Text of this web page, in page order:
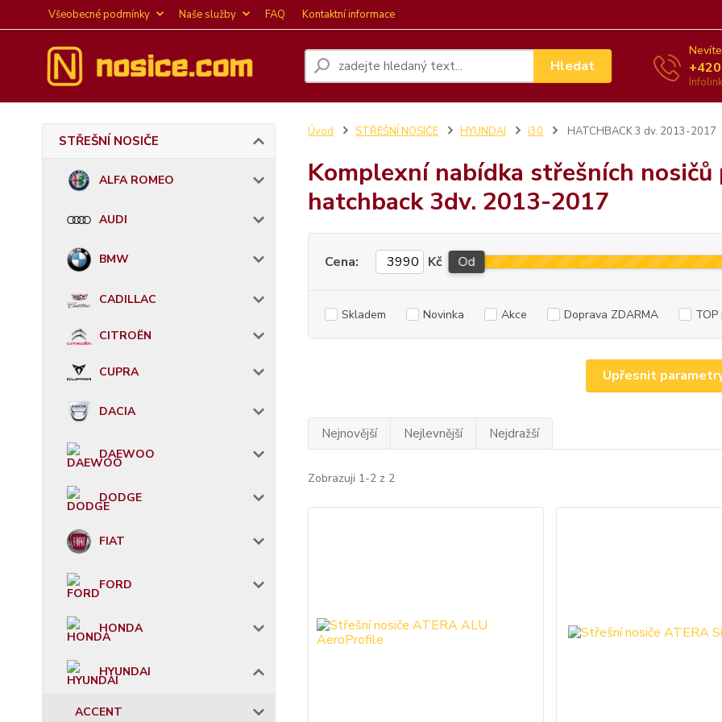
Všeobecné podmínky Naše služby FAQ Kontaktní informace
Hledat
STŘEŠNÍ NOSIČE
ALFA ROMEO
AUDI
BMW
CADILLAC
CITROËN
CUPRA
DACIA
DAEWOO
DODGE
FIAT
FORD
HONDA
HYUNDAI
ACCENT
Úvod STŘEŠNÍ NOSIČE HYUNDAI i30 HATCHBACK 3 dv. 2013-2017
Komplexní nabídka střešních
hatchback 3dv. 2013-2017
Upřesnit
Cena: Kč Od
Skladem Novinka Akce Doprava ZDARMA
Nejnovější Nejlevnější Nejdražší
Zobrazuji 1-2 z 2